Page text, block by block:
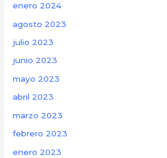
enero 2024
agosto 2023
julio 2023
junio 2023
mayo 2023
abril 2023
marzo 2023
febrero 2023
enero 2023